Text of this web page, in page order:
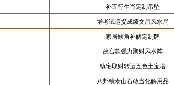
补五行生肖定制吊坠
增考试运提成绩文昌风水局
家居缺角补解定制牌
故宫款强力聚财风水阵
镇宅取财转运五色土宝塔
八卦镜泰山石敢当化解用品